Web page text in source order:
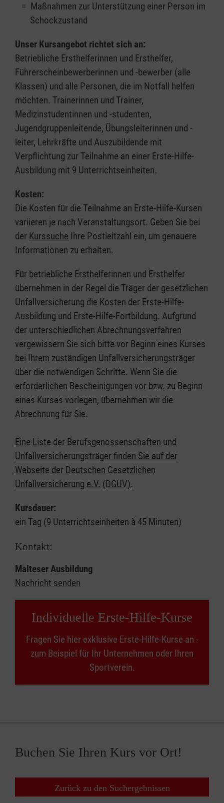
Maßnahmen zur Unterstützung einer Person im
Schockzustand
Unser Kursangebot richtet sich an:
Betriebliche Ersthelferinnen und Ersthelfer,
Führerscheinbewerberinnen und -bewerber (alle
Klassen) und alle Personen, die im Notfall helfen
möchten. Trainerinnen und Trainer,
Medizinstudentinnen und -studenten,
Jugendgruppenleitende, Übungsleiterinnen und -
leiter, Lehrkräfte und Auszubildende mit
Verpflichtung zur Teilnahme an einer Erste-Hilfe-
Ausbildung mit 9 Unterrichtseinheiten.
Kosten:
Die Kosten für die Teilnahme an Erste-Hilfe-Kursen
variieren je nach Veranstaltungsort. Geben Sie bei
der Kurssuche Ihre Postleitzahl ein, um genauere
Informationen zu erhalten.
Für betriebliche Ersthelferinnen und Ersthelfer
übernehmen in der Regel die Träger der gesetzlichen
Unfallversicherung die Kosten der Erste-Hilfe-
Ausbildung und Erste-Hilfe-Fortbildung. Aufgrund
der unterschiedlichen Abrechnungsverfahren
vergewissern Sie sich bitte vor Beginn eines Kurses
bei Ihrem zuständigen Unfallversicherungsträger
über die notwendigen Schritte. Wenn Sie die
erforderlichen Bescheinigungen vor bzw. zu Beginn
eines Kurses vorlegen, übernehmen wir die
Abrechnung für Sie.
Eine Liste der Berufsgenossenschaften und
Unfallversicherungsträger finden Sie auf der
Webseite der Deutschen Gesetzlichen
Unfallversicherung e.V. (DGUV).
Kursdauer:
ein Tag (9 Unterrichtseinheiten à 45 Minuten)
Kontakt:
Malteser Ausbildung
Nachricht senden
Individuelle Erste-Hilfe-Kurse
Fragen Sie hier exklusive Erste-Hilfe-Kurse an -
zum Beispiel für Ihr Unternehmen oder Ihren
Sportverein.
Buchen Sie Ihren Kurs vor Ort!
Zurück zu den Suchergebnissen